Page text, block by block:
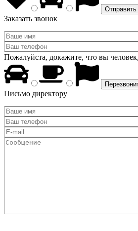
Заказать звонок
Пожалуйста, докажите, что вы
Письмо директору